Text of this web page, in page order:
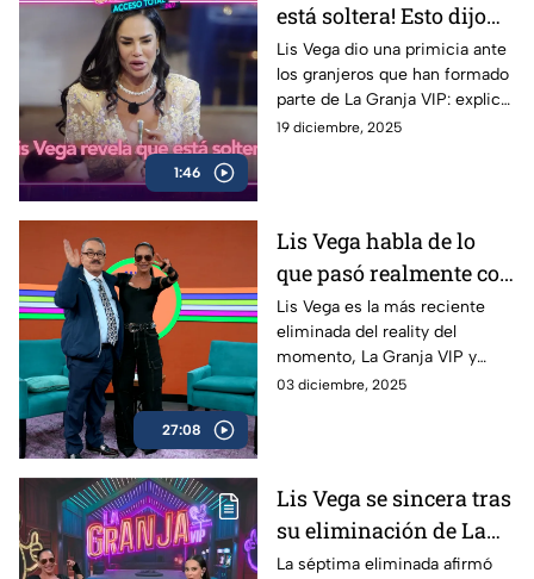
1:46
está soltera! Esto dijo
en la cena de
reencuentro de La
Granja VIP. "Nunca tuve
una relación"
Lis Vega dio una primicia ante
los granjeros que han formado
parte de La Granja VIP: explicó
cuál es su situación
19 diciembre, 2025
27:08
Lis Vega habla de lo
que pasó realmente con
Sandra Itzel en La
Granja VIP
Lis Vega es la más reciente
eliminada del reality del
momento, La Granja VIP y
cuenta todo acerca de
03 diciembre, 2025
Lis Vega se sincera tras
su eliminación de La
Granja VIP: "Ya tenía
La séptima eliminada afirmó